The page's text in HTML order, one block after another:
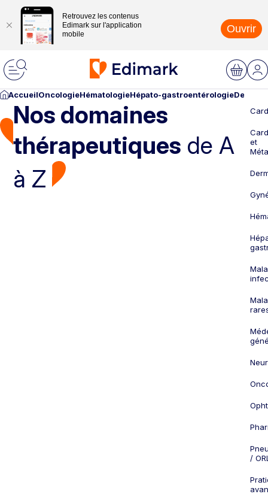
Retrouvez les contenus
Edimark sur l'application
mobile
Ouvrir
AccueilOncologieHématologieHépato-gastroentérologie
Nos domaines
thérapeutiques de A
à Z
et
/